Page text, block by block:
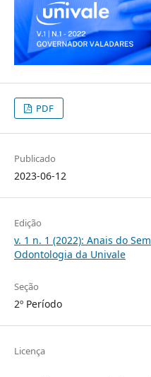
PDF
Publicado
2023-06-12
Edição
v. 1 n. 1 (2022): Anais do
Odontologia da Univale
Seção
2º Período
Licença